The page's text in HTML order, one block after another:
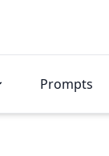
Prompts